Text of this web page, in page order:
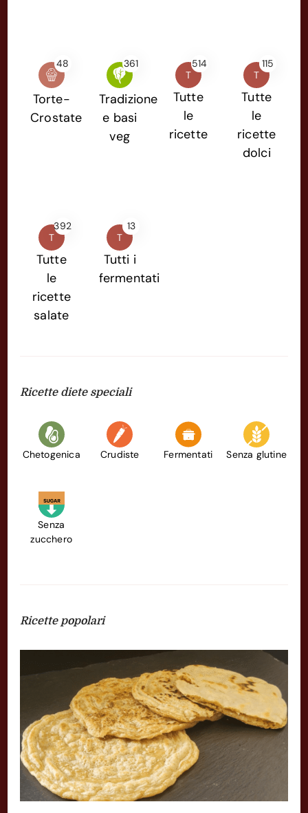
48
Torte-
Crostate
361
Tradizione
e basi
veg
T
514
Tutte
le
ricette
T
115
Tutte
le
ricette
dolci
T
392
Tutte
le
ricette
salate
T
13
Tutti i
fermentati
Ricette diete speciali
Chetogenica Crudiste Fermentati Senza glutine
Senza
zucchero
Ricette popolari